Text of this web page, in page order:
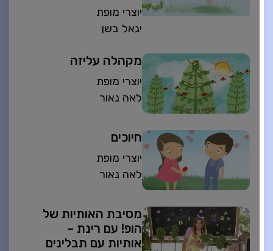
יוצרי מופת
יגאל בשן
מקהלה עליזה
יוצרי מופת
לאה נאור
חיוכים
יוצרי מופת
לאה נאור
מסיבת האותיות של
הופ! עם רינת –
אותיות עם תבלינים